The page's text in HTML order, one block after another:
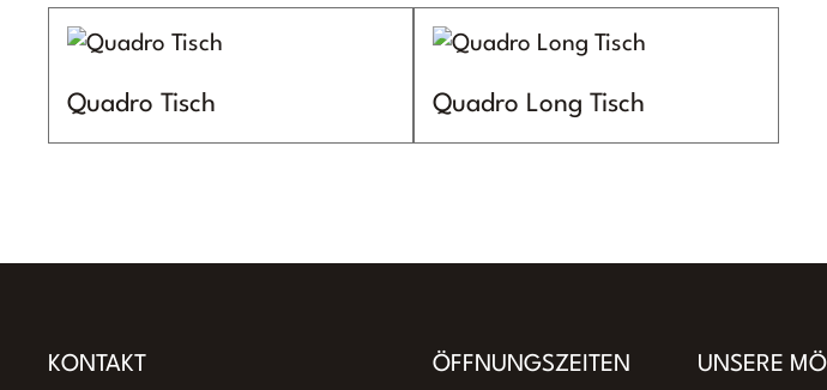
Quadro Tisch
Dieses
Die
Quadro Long Tisch
Dieses
Die
KONTAKT ÖFFNUNGSZEITEN UNSERE